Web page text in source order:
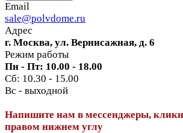
Email
sale@polvdome.ru
Адрес
г. Москва, ул. Вернисажная, д. 6
Режим работы
Пн - Пт: 10.00 - 18.00
Сб: 10.30 - 15.00
Вс - выходной
Напишите нам в мессенджеры,
правом нижнем углу